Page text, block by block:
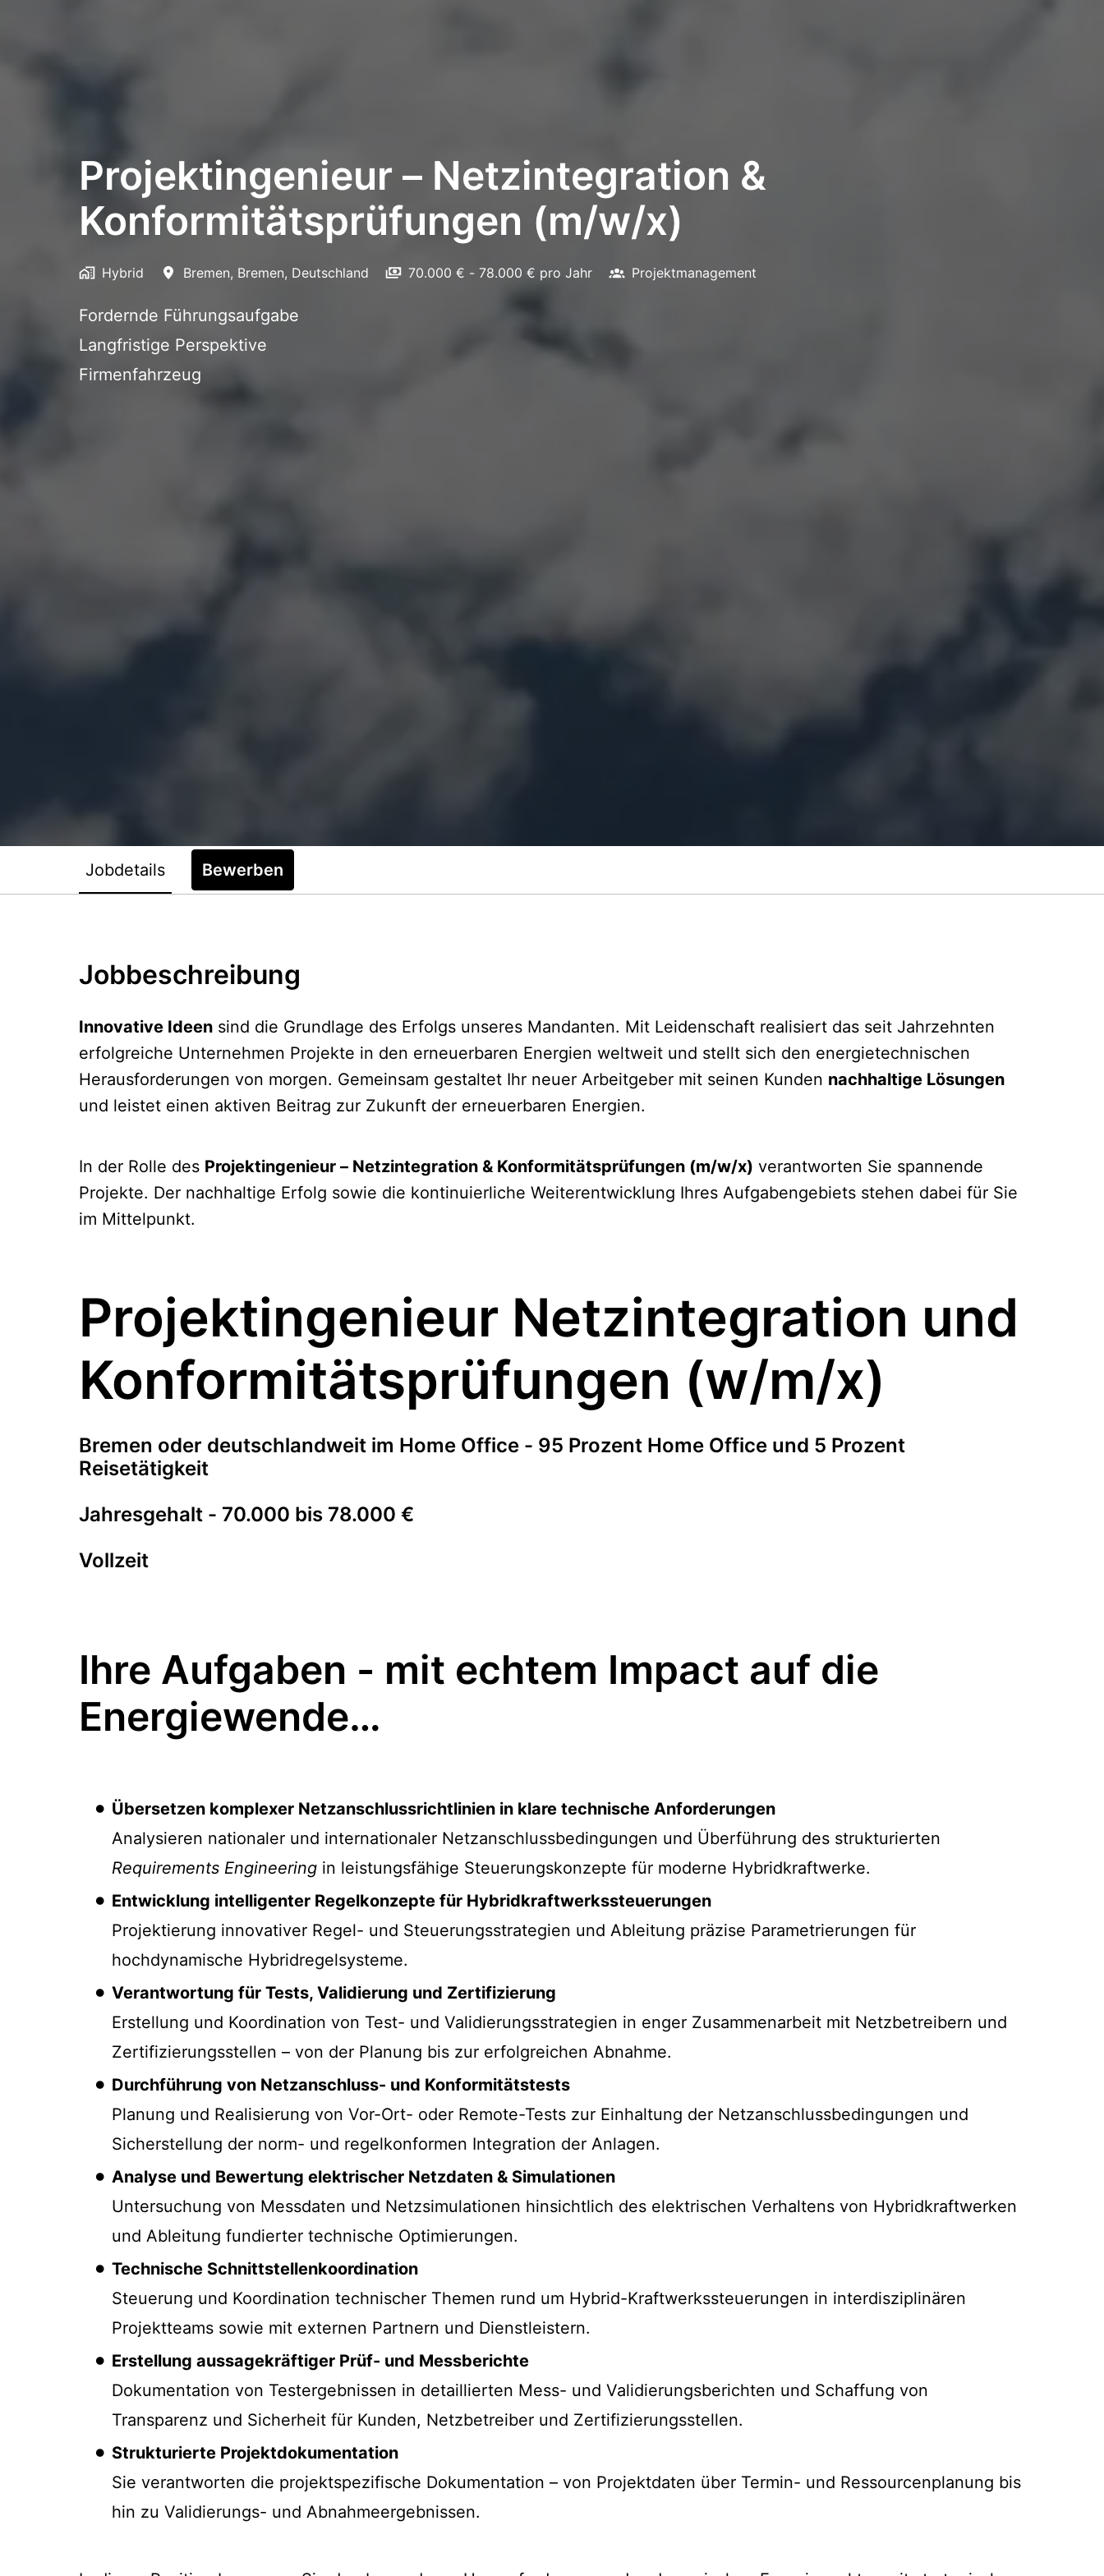
Projektingenieur – Netzintegration &
Konformitätsprüfungen (m/w/x)
Hybrid Bremen, Bremen, Deutschland 70.000 € - 78.000 € pro Jahr Projektmanagement
Fordernde Führungsaufgabe
Langfristige Perspektive
Firmenfahrzeug
Jobdetails Bewerben
Jobbeschreibung
Innovative Ideen sind die Grundlage des Erfolgs unseres Mandanten. Mit Leidenschaft realisiert das seit Jahrzehnten
erfolgreiche Unternehmen Projekte in den erneuerbaren Energien weltweit und stellt sich den energietechnischen
Herausforderungen von morgen. Gemeinsam gestaltet Ihr neuer Arbeitgeber mit seinen Kunden nachhaltige Lösungen
und leistet einen aktiven Beitrag zur Zukunft der erneuerbaren Energien.
In der Rolle des Projektingenieur – Netzintegration & Konformitätsprüfungen (m/w/x) verantworten Sie spannende
Projekte. Der nachhaltige Erfolg sowie die kontinuierliche Weiterentwicklung Ihres Aufgabengebiets stehen dabei für Sie
im Mittelpunkt.
Projektingenieur Netzintegration und
Konformitätsprüfungen (w/m/x)
Bremen oder deutschlandweit im Home Office - 95 Prozent Home Office und 5 Prozent
Reisetätigkeit
Jahresgehalt - 70.000 bis 78.000 €
Vollzeit
Ihre Aufgaben - mit echtem Impact auf die
Energiewende…
Übersetzen komplexer Netzanschlussrichtlinien in klare technische Anforderungen
Analysieren nationaler und internationaler Netzanschlussbedingungen und Überführung des strukturierten
Requirements Engineering in leistungsfähige Steuerungskonzepte für moderne Hybridkraftwerke.
Entwicklung intelligenter Regelkonzepte für Hybridkraftwerkssteuerungen
Projektierung innovativer Regel- und Steuerungsstrategien und Ableitung präzise Parametrierungen für
hochdynamische Hybridregelsysteme.
Verantwortung für Tests, Validierung und Zertifizierung
Erstellung und Koordination von Test- und Validierungsstrategien in enger Zusammenarbeit mit Netzbetreibern und
Zertifizierungsstellen – von der Planung bis zur erfolgreichen Abnahme.
Durchführung von Netzanschluss- und Konformitätstests
Planung und Realisierung von Vor-Ort- oder Remote-Tests zur Einhaltung der Netzanschlussbedingungen und
Sicherstellung der norm- und regelkonformen Integration der Anlagen.
Analyse und Bewertung elektrischer Netzdaten & Simulationen
Untersuchung von Messdaten und Netzsimulationen hinsichtlich des elektrischen Verhaltens von Hybridkraftwerken
und Ableitung fundierter technische Optimierungen.
Technische Schnittstellenkoordination
Steuerung und Koordination technischer Themen rund um Hybrid-Kraftwerkssteuerungen in interdisziplinären
Projektteams sowie mit externen Partnern und Dienstleistern.
Erstellung aussagekräftiger Prüf- und Messberichte
Dokumentation von Testergebnissen in detaillierten Mess- und Validierungsberichten und Schaffung von
Transparenz und Sicherheit für Kunden, Netzbetreiber und Zertifizierungsstellen.
Strukturierte Projektdokumentation
Sie verantworten die projektspezifische Dokumentation – von Projektdaten über Termin- und Ressourcenplanung bis
hin zu Validierungs- und Abnahmeergebnissen.